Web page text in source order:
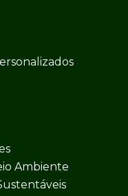
Ambiente